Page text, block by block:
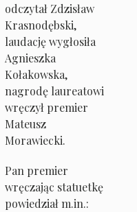
odczytał Zdzisław
Krasnodębski,
laudację wygłosiła
Agnieszka
Kołakowska,
nagrodę laureatowi
wręczył premier
Mateusz
Morawiecki.
Pan premier
wręczając statuetkę
powiedział m.in.: